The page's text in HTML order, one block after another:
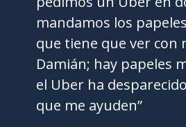
mandamos los
que tiene que ver con
Damián; hay papeles
el Uber ha
que me ayuden”